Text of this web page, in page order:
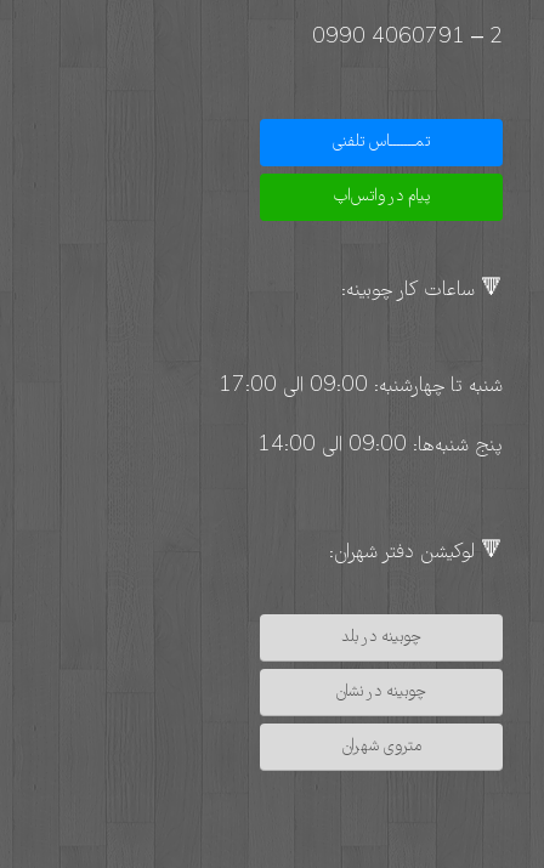
2 – 4060791 0990
تمـــــــاس تلفنی
پیام در واتس‌اپ
🔻 ساعات کار چوبینه:
شنبه تا چهارشنبه: 09:00 الی 17:00
پنج شنبه‌ها: 09:00 الی 14:00
🔻 لوکیشن دفتر شهران:
چوبینه در بلد
چوبینه در نشان
متروی شهران